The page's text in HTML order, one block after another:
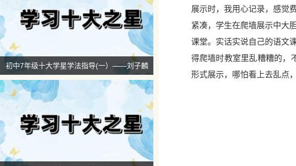
展示时，我用心记录，感觉
紧凑，学生在爬墙展示中大
课堂。实话实说自己的语文
得爬墙时教室里乱糟糟的，
形式展示，哪怕看上去乱点
初中7年级十大学星学法指导(一）——刘子麟